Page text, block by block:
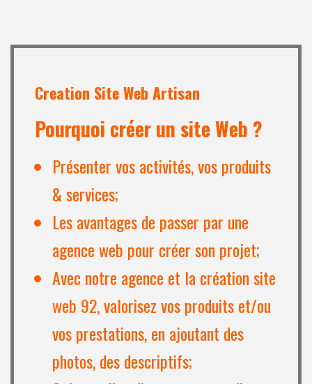
Creation Site Web Artisan
Pourquoi créer un site Web ?
Présenter vos activités, vos produits
& services;
Lesavantages de passer par une
agence web pour créer son projet;
Avec notre agence et la création site
web 92, valorisez vos produits et/ou
vos prestations, en ajoutant des
photos, des descriptifs;